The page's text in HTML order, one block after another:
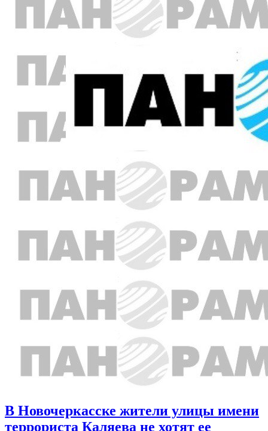
В Новочеркасске жители улицы имени
террориста Каляева не хотят ее